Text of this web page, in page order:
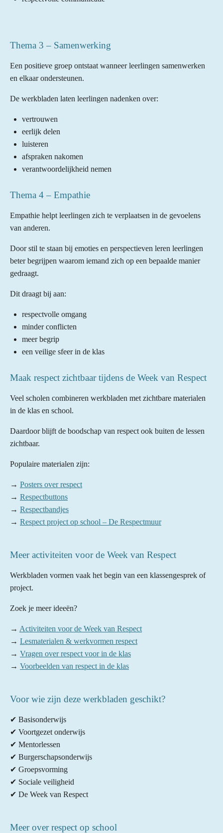
Thema 3 – Samenwerking
Een positieve groep ontstaat wanneer leerlingen samenwerken
en elkaar ondersteunen.
De werkbladen laten leerlingen nadenken over:
vertrouwen
eerlijk delen
luisteren
afspraken nakomen
verantwoordelijkheid nemen
Thema 4 – Empathie
Empathie helpt leerlingen zich te verplaatsen in de gevoelens
van anderen.
Door stil te staan bij emoties en perspectieven leren leerlingen
beter begrijpen waarom iemand zich op een bepaalde manier
gedraagt.
Dit draagt bij aan:
respectvolle omgang
minder conflicten
meer begrip
een veilige sfeer in de klas
Maak respect zichtbaar tijdens de Week van Respect
Veel scholen combineren werkbladen met zichtbare materialen
in de klas en school.
Daardoor blijft de boodschap van respect ook buiten de lessen
zichtbaar.
Populaire materialen zijn:
→ Posters over respect
→ Respectbuttons
→ Respectbandjes
→ Respect project op school – De Respectmuur
Meer activiteiten voor de Week van Respect
Werkbladen vormen vaak het begin van een klassengesprek of
project.
Zoek je meer ideeën?
→ Activiteiten voor de Week van Respect
→ Lesmaterialen & werkvormen respect
→ Vragen over respect voor in de klas
→ Voorbeelden van respect in de klas
Voor wie zijn deze werkbladen geschikt?
✔ Basisonderwijs
✔ Voortgezet onderwijs
✔ Mentorlessen
✔ Burgerschapsonderwijs
✔ Groepsvorming
✔ Sociale veiligheid
✔ De Week van Respect
Meer over respect op school